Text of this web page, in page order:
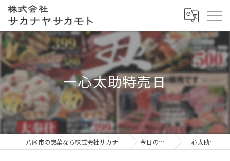
一心太助特売日
八尾市の惣菜なら株式会社サカナヤサカモト 今日の一押し 一心太助特売日